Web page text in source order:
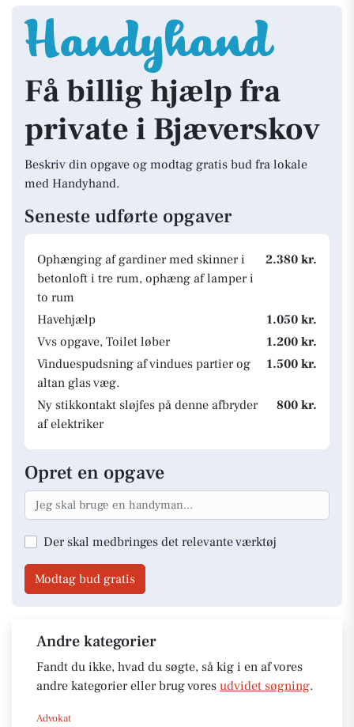
Få billig hjælp fra
private i Bjæverskov
Beskriv din opgave og modtag gratis bud fra lokale
med Handyhand.
Seneste udførte opgaver
Ophænging af gardiner med skinner i
betonloft i tre rum, ophæng af lamper i
to rum
2.380 kr.
Havehjælp
1.050 kr.
Vvs opgave, Toilet løber
1.200 kr.
Vinduespudsning af vindues partier og
altan glas væg.
1.500 kr.
Ny stikkontakt sløjfes på denne afbryder
af elektriker
800 kr.
Opret en opgave
Der skal medbringes det relevante værktøj
Modtag bud gratis
Andre kategorier
Fandt du ikke, hvad du søgte, så kig i en af vores
andre kategorier eller brug vores udvidet søgning.
Advokat